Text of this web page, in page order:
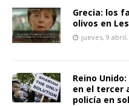
Grecia: los
olivos en
jueves, 9 abril,
Reino
en el tercer
policía en